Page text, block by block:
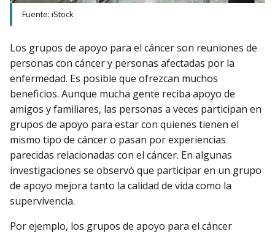
Fuente: iStock
Los grupos de apoyo para el cáncer son reuniones de
personas con cáncer y personas afectadas por la
enfermedad. Es posible que ofrezcan muchos
beneficios. Aunque mucha gente reciba apoyo de
amigos y familiares, las personas a veces participan en
grupos de apoyo para estar con quienes tienen el
mismo tipo de cáncer o pasan por experiencias
parecidas relacionadas con el cáncer. En algunas
investigaciones se observó que participar en un grupo
de apoyo mejora tanto la calidad de vida como la
supervivencia.
Por ejemplo, los grupos de apoyo para el cáncer